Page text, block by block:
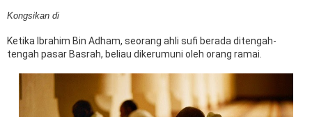
Kongsikan di
Ketika Ibrahim Bin Adham, seorang ahli sufi berada ditengah-
tengah pasar Basrah, beliau dikerumuni oleh orang ramai.